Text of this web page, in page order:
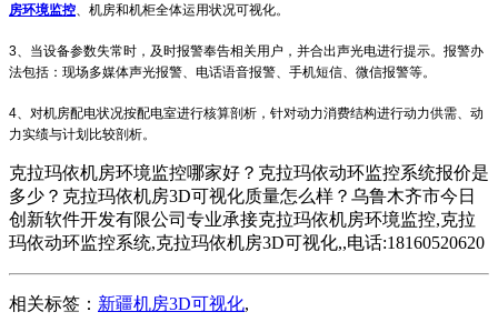
房环境监控、机房和机柜全体运用状况可视化。
3、当设备参数失常时，及时报警奉告相关用户，并合出声光电进行提示。报警办
法包括：现场多媒体声光报警、电话语音报警、手机短信、微信报警等。
4、对机房配电状况按配电室进行核算剖析，针对动力消费结构进行动力供需、动
力实绩与计划比较剖析。
克拉玛依机房环境监控哪家好？克拉玛依动环监控系统报价是
多少？克拉玛依机房3D可视化质量怎么样？乌鲁木齐市今日
创新软件开发有限公司专业承接克拉玛依机房环境监控,克拉
玛依动环监控系统,克拉玛依机房3D可视化,,电话:18160520620
相关标签： 新疆机房3D可视化,